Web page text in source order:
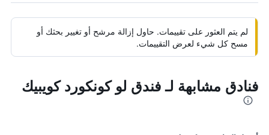
لم يتم العثور على تقييمات. حاول إزالة مرشح أو تغيير بحثك أو
مسح كل شيء لعرض التقييمات.
فنادق مشابهة لـ فندق لو كونكورد كويبيك